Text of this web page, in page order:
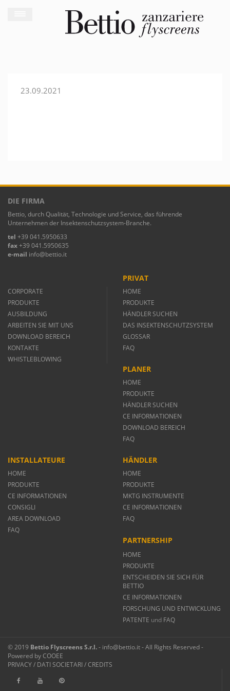
23.09.2021
DIE FIRMA
Bettio, durch Qualität, Technologie und Service, das führende
Unternehmen der Insektenschutzsystem-Branche.
tel +39 041.5950633
fax+39 041.5950635
e-mail info@bettio.it
CORPORATE
PRODUKTE
AUSBILDUNG
ARBEITEN SIE MIT UNS
DOWNLOAD BEREICH
KONTAKTE
WHISTLEBLOWING
PRIVAT
HOME
PRODUKTE
HÄNDLER SUCHEN
DAS INSEKTENSCHUTZSYSTEM
GLOSSAR
FAQ
PLANER
HOME
PRODUKTE
HÄNDLER SUCHEN
CE INFORMATIONEN
DOWNLOAD BEREICH
FAQ
INSTALLATEURE
HOME
PRODUKTE
CE INFORMATIONEN
CONSIGLI
AREA DOWNLOAD
FAQ
HÄNDLER
HOME
PRODUKTE
MKTG INSTRUMENTE
CE INFORMATIONEN
FAQ
PARTNERSHIP
HOME
PRODUKTE
ENTSCHEIDEN SIE SICH FÜR
BETTIO
CE INFORMATIONEN
FORSCHUNG UND ENTWICKLUNG
PATENTE und FAQ
© 2019 Bettio Flyscreens S.r.l.- info@bettio.it - All Rights Reserved -
Powered byCOOEE
PRIVACY/ DATI SOCIETARI /CREDITS